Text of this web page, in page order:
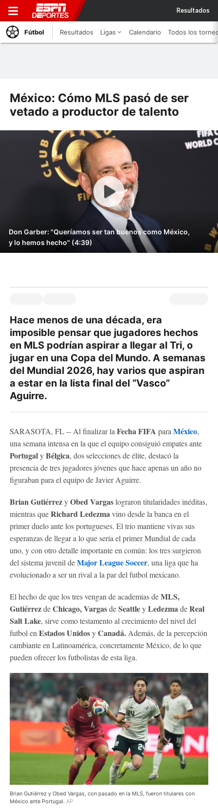
Resultados
Fútbol Resultados Ligas Calendario Todos los
México: Cómo MLS pasó de ser
vetado a productor de talento
Don Garber: "Queríamos ser tan buenos como México,
y lo hemos hecho" (4:39)
Hace menos de una década, era
imposible pensar que jugadores hechos
en MLS podrían aspirar a llegar al Tri, o
jugar en una Copa del Mundo. A semanas
del Mundial 2026, hay varios que aspiran
a estar en la lista final del “Vasco”
Aguirre.
SARASOTA, FL -- Al finalizar la Fecha FIFA para México,
una semana intensa en la que el equipo consiguió empates ante
PortugalyBélgica, dos selecciones de élite, destacó la
presencia de tres jugadores jóvenes que hace apenas un año no
figuraban para el equipo de Javier Aguirre.
Brian GutiérrezyObed Vargaslograron titularidades inéditas,
mientras queRichard Ledezmavino desde la banca en el
primer duelo ante los portugueses. El trío mantiene vivas sus
esperanzas de llegar a lo que sería el primer Mundial de cada
uno, y con otro detalle importante en común: los tres surgieron
del sistema juvenil deMajor League Soccer, una liga que ha
evolucionado a ser un rival a la par del futbol mexicano.
El hecho de que los tres vengan de academias deMLS,
GutiérrezdeChicago, VargasdeSeattleyLedezmadeReal
Salt Lake, sirve como testamento al crecimiento del nivel del
futbol en Estados UnidosyCanadá. Además, de la percepción
cambiante en Latinoamérica, concretamente México, de lo que
pueden ofrecer los futbolistas de esta liga.
Brian Gutiérrez y Obed Vargas, con pasado en la MLS, fueron titulares con
México ante Portugal. AP